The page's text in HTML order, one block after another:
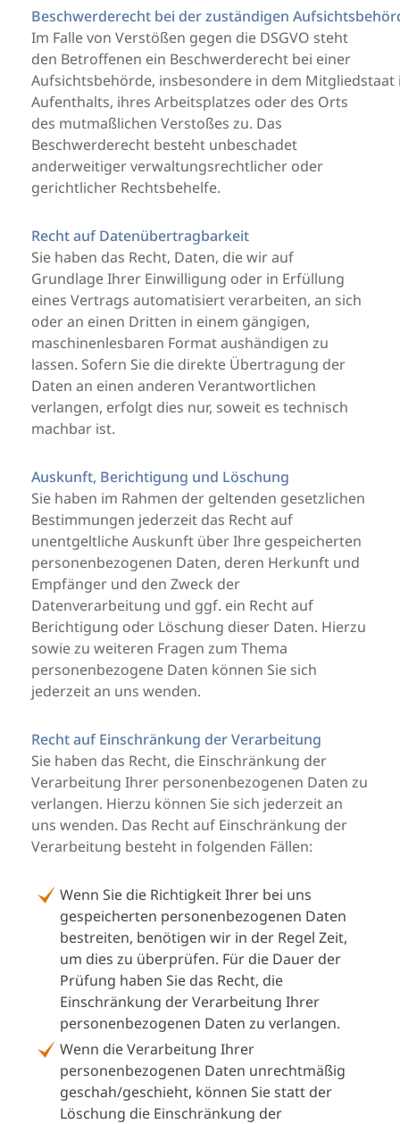
Beschwerderecht bei der zuständigen
Im Falle von Verstößen gegen die DSGVO steht
den Betroffenen ein Beschwerderecht bei einer
Aufsichtsbehörde, insbesondere in dem
Aufenthalts, ihres Arbeitsplatzes oder des Orts
des mutmaßlichen Verstoßes zu. Das
Beschwerderecht besteht unbeschadet
anderweitiger verwaltungsrechtlicher oder
gerichtlicher Rechtsbehelfe.
Recht auf Datenübertragbarkeit
Sie haben das Recht, Daten, die wir auf
Grundlage Ihrer Einwilligung oder in Erfüllung
eines Vertrags automatisiert verarbeiten, an sich
oder an einen Dritten in einem gängigen,
maschinenlesbaren Format aushändigen zu
lassen. Sofern Sie die direkte Übertragung der
Daten an einen anderen Verantwortlichen
verlangen, erfolgt dies nur, soweit es technisch
machbar ist.
Auskunft, Berichtigung und Löschung
Sie haben im Rahmen der geltenden gesetzlichen
Bestimmungen jederzeit das Recht auf
unentgeltliche Auskunft über Ihre gespeicherten
personenbezogenen Daten, deren Herkunft und
Empfänger und den Zweck der
Datenverarbeitung und ggf. ein Recht auf
Berichtigung oder Löschung dieser Daten. Hierzu
sowie zu weiteren Fragen zum Thema
personenbezogene Daten können Sie sich
jederzeit an uns wenden.
Recht auf Einschränkung der Verarbeitung
Sie haben das Recht, die Einschränkung der
Verarbeitung Ihrer personenbezogenen Daten zu
verlangen. Hierzu können Sie sich jederzeit an
uns wenden. Das Recht auf Einschränkung der
Verarbeitung besteht in folgenden Fällen:
Wenn Sie die Richtigkeit Ihrer bei uns
gespeicherten personenbezogenen Daten
bestreiten, benötigen wir in der Regel Zeit,
um dies zu überprüfen. Für die Dauer der
Prüfung haben Sie das Recht, die
Einschränkung der Verarbeitung Ihrer
personenbezogenen Daten zu verlangen.
Wenn die Verarbeitung Ihrer
personenbezogenen Daten unrechtmäßig
geschah/geschieht, können Sie statt der
Löschung die Einschränkung der